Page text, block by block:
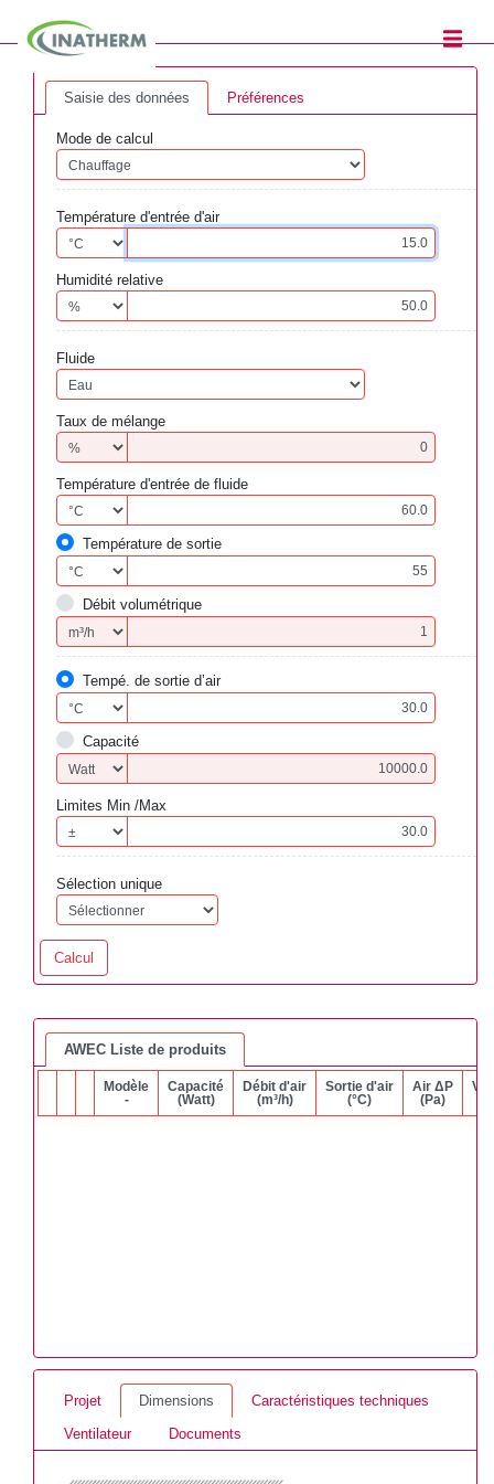
Saisie des données Préférences
Mode de calcul
Température d'entrée d'air
Humidité relative
Fluide
Taux de mélange
Température d'entrée de fluide
Température de sortie
Débit volumétrique
Tempé. de sortie d’air
Capacité
Limites Min /Max
Sélection unique
Calcul
AWEC Liste de produits
Modèle
-
Capacité
(Watt)
Débit d'air
(m³/h)
Sortie d'air
(°C)
Air ΔP
(Pa)
Projet Dimensions
Caractéristiques techniques
Ventilateur
Documents